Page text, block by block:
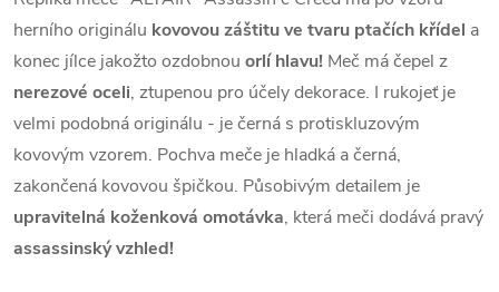
herního originálu kovovou záštitu ve tvaru ptačích křídel a
konec jílce jakožto ozdobnou orlí hlavu! Meč má čepel z
nerezové oceli, ztupenou pro účely dekorace. I rukojeť je
velmi podobná originálu - je černá s protiskluzovým
kovovým vzorem. Pochva meče je hladká a černá,
zakončená kovovou špičkou. Působivým detailem je
upravitelná koženková omotávka, která meči dodává pravý
assassinský vzhled!